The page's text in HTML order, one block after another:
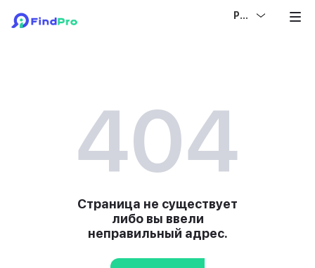
РУС
404
Страница не существует
либо вы ввели
неправильный адрес.